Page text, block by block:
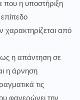
που η υποστήριξη
χαρακτηρίζεται από
ως η απάντηση σε
η άρνηση
τις
φανερώνει την